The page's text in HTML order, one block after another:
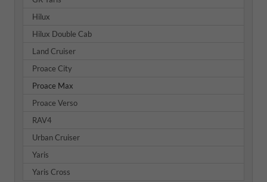
Hilux
Hilux Double Cab
Land Cruiser
Proace City
Proace Max
Proace Verso
RAV4
Urban Cruiser
Yaris
Yaris Cross